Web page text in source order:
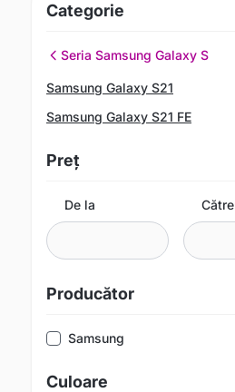
Categorie
Seria Samsung Galaxy S
Samsung Galaxy S21
Samsung Galaxy S21 FE
Preț
De la Către
Producător
Samsung
Culoare